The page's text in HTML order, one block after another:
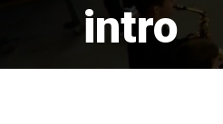
intro